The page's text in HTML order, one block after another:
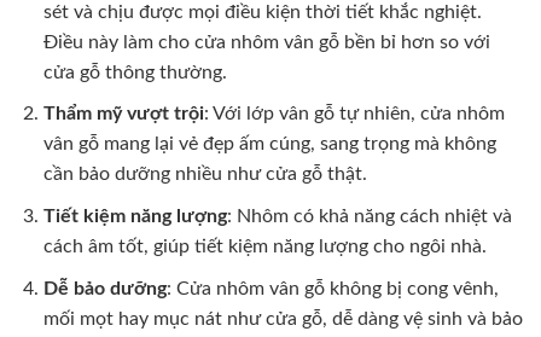
sét và chịu được mọi điều kiện thời tiết khắc nghiệt.
Điều này làm cho cửa nhôm vân gỗ bền bỉ hơn so với
cửa gỗ thông thường.
Thẩm mỹ vượt trội: Với lớp vân gỗ tự nhiên, cửa nhôm
vân gỗ mang lại vẻ đẹp ấm cúng, sang trọng mà không
cần bảo dưỡng nhiều như cửa gỗ thật.
Tiết kiệm năng lượng: Nhôm có khả năng cách nhiệt và
cách âm tốt, giúp tiết kiệm năng lượng cho ngôi nhà.
Dễ bảo dưỡng: Cửa nhôm vân gỗ không bị cong vênh,
mối mọt hay mục nát như cửa gỗ, dễ dàng vệ sinh và bảo